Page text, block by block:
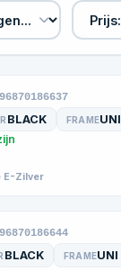
BLACK FRAMEUNI
E-Zilver
BLACK FRAMEUNI